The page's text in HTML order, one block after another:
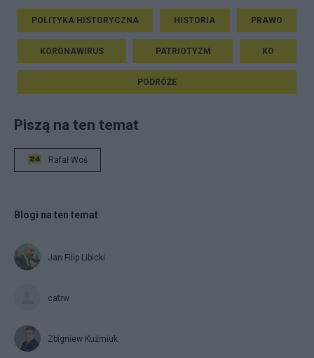
POLITYKA HISTORYCZNA HISTORIA PRAWO
KORONAWIRUS PATRIOTYZM KO
PODRÓŻE
Piszą na ten temat
Rafał Woś
Blogi na ten temat
Jan Filip Libicki
catrw
Zbigniew Kuźmiuk